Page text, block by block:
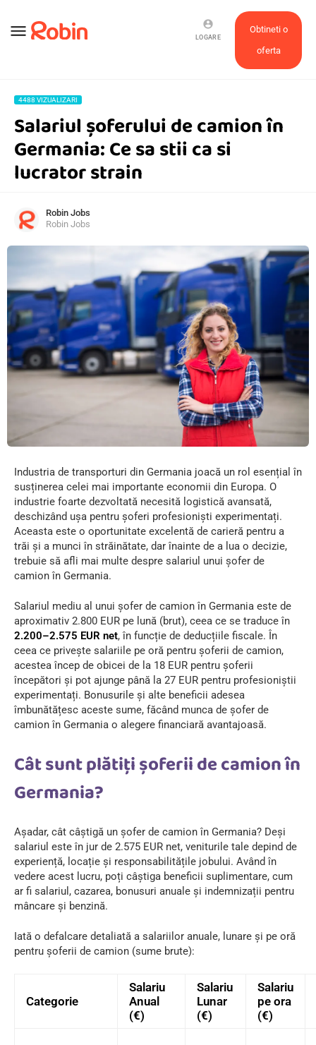
menu
Obtineti o
oferta
account_circle
LOGARE
4488 VIZUALIZARI
Salariul șoferului de camion în
Germania: Ce sa stii ca si
lucrator strain
Robin Jobs
Robin Jobs
Industria de transporturi din Germania joacă un rol esențial în
susținerea celei mai importante economii din Europa. O
industrie foarte dezvoltată necesită logistică avansată,
deschizând ușa pentru șoferi profesioniști experimentați.
Aceasta este o oportunitate excelentă de carieră pentru a
trăi și a munci în străinătate, dar înainte de a lua o decizie,
trebuie să afli mai multe despre salariul unui șofer de
camion în Germania.
Salariul mediu al unui șofer de camion în Germania este de
aproximativ 2.800 EUR pe lună (brut), ceea ce se traduce în
2.200–2.575 EUR net, în funcție de deducțiile fiscale. În
ceea ce privește salariile pe oră pentru șoferii de camion,
acestea încep de obicei de la 18 EUR pentru șoferii
începători și pot ajunge până la 27 EUR pentru profesioniștii
experimentați. Bonusurile și alte beneficii adesea
îmbunătățesc aceste sume, făcând munca de șofer de
camion în Germania o alegere financiară avantajoasă.
Cât sunt plătiți șoferii de camion în
Germania?
Așadar, cât câștigă un șofer de camion în Germania? Deși
salariul este în jur de 2.575 EUR net, veniturile tale depind de
experiență, locație și responsabilitățile jobului. Având în
vedere acest lucru, poți câștiga beneficii suplimentare, cum
ar fi salariul, cazarea, bonusuri anuale și indemnizații pentru
mâncare și benzină.
Iată o defalcare detaliată a salariilor anuale, lunare și pe oră
pentru șoferii de camion (sume brute):
Categorie
Salariu
Anual
(€)
Salariu
Lunar
(€)
Salariu
pe ora
(€)